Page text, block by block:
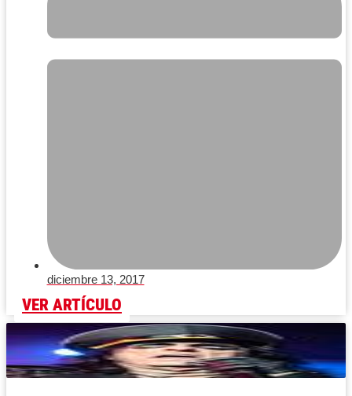
diciembre 13, 2017
VER ARTÍCULO